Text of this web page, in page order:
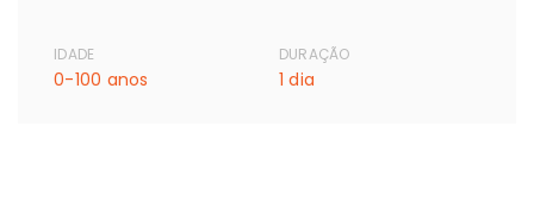
IDADE
0-100 anos
DURAÇÃO
1 dia